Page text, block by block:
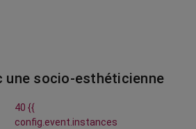
une socio-esthéticienne
40 {{
config.event.instances